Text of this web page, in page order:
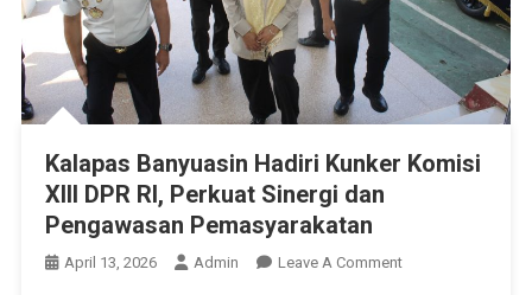
Kalapas Banyuasin Hadiri Kunker Komisi
XIII DPR RI, Perkuat Sinergi dan
Pengawasan Pemasyarakatan
April 13, 2026 Admin Leave A CommentOn